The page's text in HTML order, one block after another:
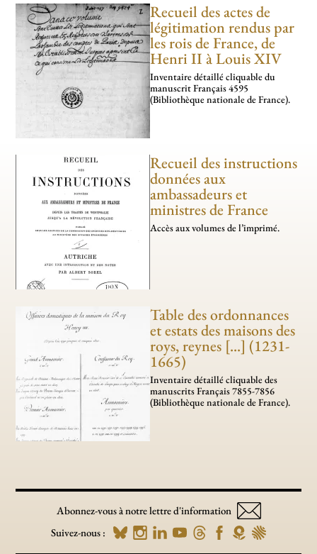
Recueil des actes de
légitimation rendus par
les rois de France, de
Henri II à Louis XIV
Inventaire détaillé cliquable du
manuscrit Français 4595
(Bibliothèque nationale de France).
Recueil des instructions
données aux
ambassadeurs et
ministres de France
Accès aux volumes de l’imprimé.
Table des ordonnances
et estats des maisons des
roys, reynes [...] (1231-
1665)
Inventaire détaillé cliquable des
manuscrits Français 7855-7856
(Bibliothèque nationale de France).
Abonnez-vous à notre lettre d'information
Suivez-nous :